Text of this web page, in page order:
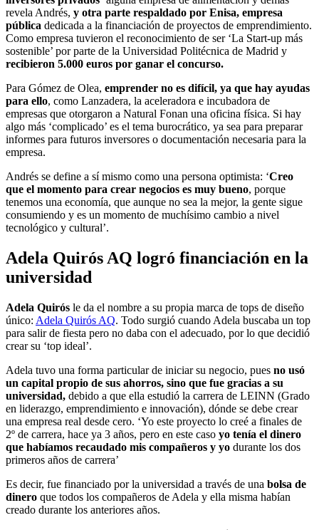
revela Andrés, y otra parte respaldado por Enisa, empresa
pública dedicada a la financiación de proyectos de emprendimiento.
Como empresa tuvieron el reconocimiento de ser ‘La Start-up más
sostenible’ por parte de la Universidad Politécnica de Madrid y
recibieron 5.000 euros por ganar el concurso.
Para Gómez de Olea, emprender no es difícil, ya que hay ayudas
para ello, como Lanzadera, la aceleradora e incubadora de
empresas que otorgaron a Natural Fonan una oficina física. Si hay
algo más ‘complicado’ es el tema burocrático, ya sea para preparar
informes para futuros inversores o documentación necesaria para la
empresa.
Andrés se define a sí mismo como una persona optimista: ‘Creo
que el momento para crear negocios es muy bueno, porque
tenemos una economía, que aunque no sea la mejor, la gente sigue
consumiendo y es un momento de muchísimo cambio a nivel
tecnológico y cultural’.
Adela Quirós AQ logró financiación en la
universidad
Adela Quirós le da el nombre a su propia marca de tops de diseño
único: Adela Quirós AQ. Todo surgió cuando Adela buscaba un top
para salir de fiesta pero no daba con el adecuado, por lo que decidió
crear su ‘top ideal’.
Adela tuvo una forma particular de iniciar su negocio, pues no usó
un capital propio de sus ahorros, sino que fue gracias a su
universidad, debido a que ella estudió la carrera de LEINN (Grado
en liderazgo, emprendimiento e innovación), dónde se debe crear
una empresa real desde cero. ‘Yo este proyecto lo creé a finales de
2º de carrera, hace ya 3 años, pero en este caso yo tenía el dinero
que habíamos recaudado mis compañeros y yo durante los dos
primeros años de carrera’
Es decir, fue financiado por la universidad a través de una bolsa de
dinero que todos los compañeros de Adela y ella misma habían
creado durante los anteriores años.